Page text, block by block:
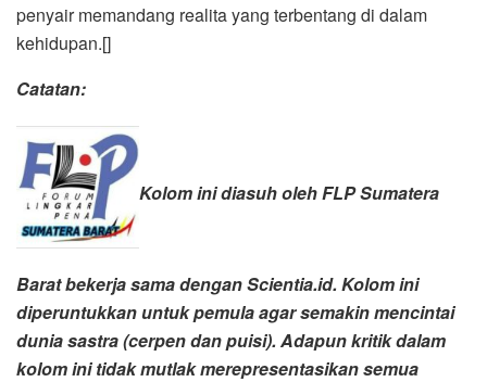
penyair memandang realita yang terbentang di dalam
kehidupan.[]
Catatan:
Kolom ini diasuh oleh FLP Sumatera
Barat bekerjasama dengan Scientia.id. Kolom ini
diperuntukkan untuk pemula agar semakin mencintai
dunia sastra (cerpen dan puisi). Adapun kritik dalam
kolom ini tidak mutlak merepresentasikan semua